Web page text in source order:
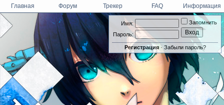
Имя:
Пароль:
Запомнить
Регистрация· Забыли пароль?
Главная Форум Трекер FAQ Информация